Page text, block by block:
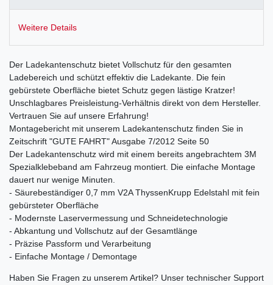
Weitere Details
Der Ladekantenschutz bietet Vollschutz für den gesamten
Ladebereich und schützt effektiv die Ladekante. Die fein
gebürstete Oberfläche bietet Schutz gegen lästige Kratzer!
Unschlagbares Preisleistung-Verhältnis direkt von dem Hersteller.
Vertrauen Sie auf unsere Erfahrung!
Montagebericht mit unserem Ladekantenschutz finden Sie in
Zeitschrift "GUTE FAHRT" Ausgabe 7/2012 Seite 50
Der Ladekantenschutz wird mit einem bereits angebrachtem 3M
Spezialklebeband am Fahrzeug montiert. Die einfache Montage
dauert nur wenige Minuten.
- Säurebeständiger 0,7 mm V2A ThyssenKrupp Edelstahl mit fein
gebürsteter Oberfläche
- Modernste Laservermessung und Schneidetechnologie
- Abkantung und Vollschutz auf der Gesamtlänge
- Präzise Passform und Verarbeitung
- Einfache Montage / Demontage
Haben Sie Fragen zu unserem Artikel? Unser technischer Support